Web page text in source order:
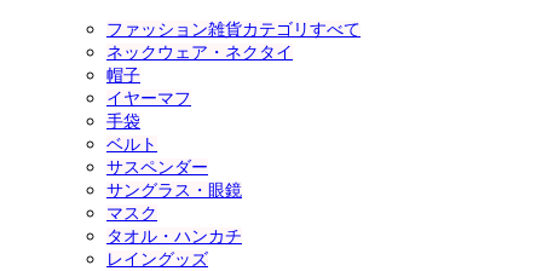
ファッション雑貨カテゴリすべて
ネックウェア・ネクタイ
帽子
イヤーマフ
手袋
ベルト
サスペンダー
サングラス・眼鏡
マスク
タオル・ハンカチ
レイングッズ